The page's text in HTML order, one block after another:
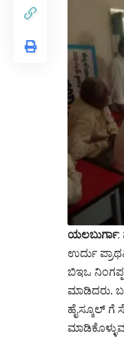
ಯಲಬುರ್ಗಾ:
ಉರ್ದು
ಬಿಇಒ
ಮಾಡಿದರು.
ಹೈಸ್ಕೂಲ್ ಗೆ